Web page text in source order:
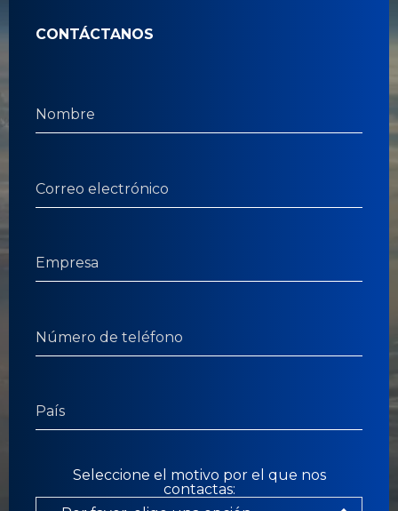
CONTÁCTANOS
Seleccione el motivo por el que nos
contactas: